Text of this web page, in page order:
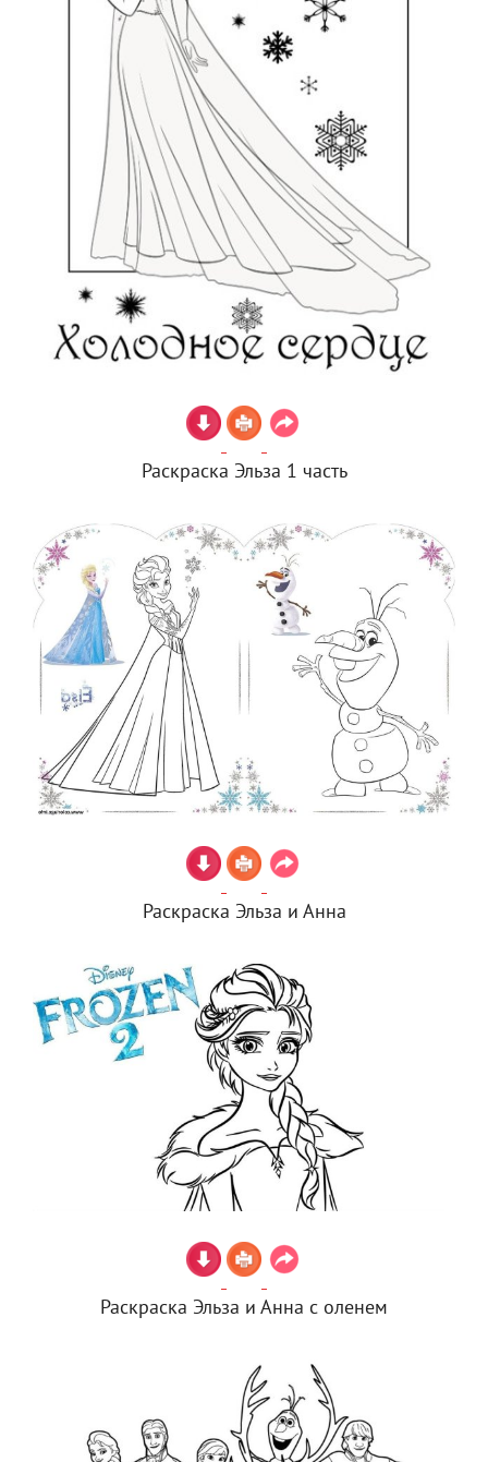
Раскраска Эльза 1 часть
Раскраска Эльза и Анна
Раскраска Эльза и Анна с оленем